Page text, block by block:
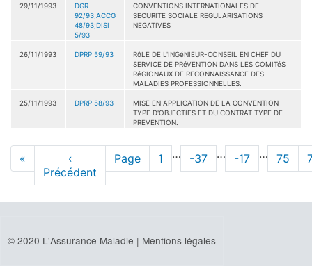
29/11/1993
DGR
92/93;ACCG
48/93;DISI
5/93
CONVENTIONS INTERNATIONALES DE
SECURITE SOCIALE REGULARISATIONS
NEGATIVES
26/11/1993 DPRP 59/93
RôLE DE L'INGéNIEUR-CONSEIL EN CHEF DU
SERVICE DE PRéVENTION DANS LES COMITéS
RéGIONAUX DE RECONNAISSANCE DES
MALADIES PROFESSIONNELLES.
25/11/1993 DPRP 58/93
MISE EN APPLICATION DE LA CONVENTION-
TYPE D'OBJECTIFS ET DU CONTRAT-TYPE DE
PREVENTION.
Pagination
Première
page
«
Page
précédente
‹
Précédent
Page Page
1 … Page
-37 … Page
-17 … Page
75
© 2020 L'Assurance Maladie | Mentions légales